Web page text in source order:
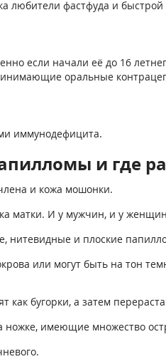
любители фастфуда и быстрой
если начали её до 16
оральные
иммунодефицита.
и где
и кожа мошонки.
матки. И у мужчин, и у
нитевидные и плоские
или могут быть на тон
как бугорки, а затем
имеющие множество